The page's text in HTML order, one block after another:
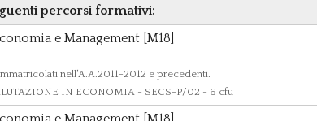
percorsi formativi:
e Management [M18]
nell'A.A.2011-2012 e precedenti.
IN ECONOMIA - SECS-P/02 - 6 cfu